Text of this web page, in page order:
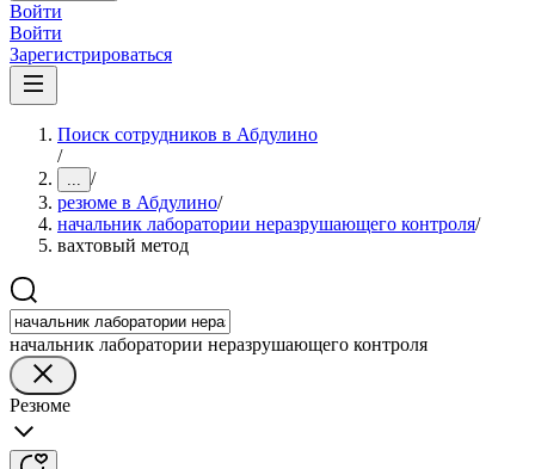
Войти
Войти
Зарегистрироваться
Поиск сотрудников в Абдулино
/
... /
резюме в Абдулино/
начальник лаборатории неразрушающего контроля/
вахтовый метод
начальник лаборатории неразрушающего контроля
Резюме